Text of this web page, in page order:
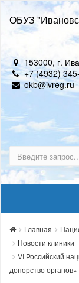
ОБУЗ
153000, г.
+7 (4932)
okb@ivreg.ru
Главная
Новости клиники
VI Российский
донорство органов»